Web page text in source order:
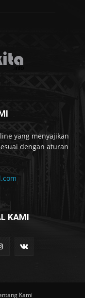
yang menyajikan
dengan aturan
KAMI
Kami